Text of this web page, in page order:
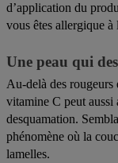
d’application du
vous êtes allergique
Une peau qui
Au-delà des rougeurs
vitamine C peut aussi
desquamation.
phénomène où la
lamelles.